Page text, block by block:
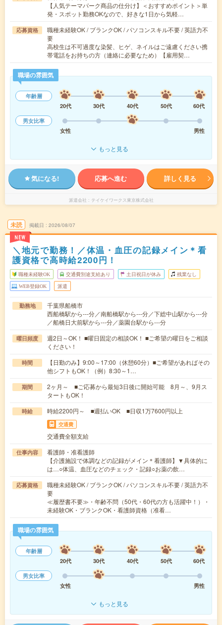
【人気テーマパーク商品の仕分け】＜おすすめポイント＞単
発・スポット勤務OKなので、好きな1日から気軽…
応募資格
職種未経験OK / ブランクOK / パソコンスキル不要 / 英語力不
要
高校生は不可過度な染髪、ヒゲ、ネイルはご遠慮ください携
帯電話をお持ちの方（連絡に必要なため）【雇用契…
職場の雰囲気
年齢層
20代
30代 40代 50代
60代
男女比率
女性
男性
もっと見る
気になる! 応募へ進む 詳しく見る
派遣会社 テイケイワークス東京株式会社
未読
NEW
掲載日 2026/08/07
＼地元で勤務！／体温・血圧の記録メイン＊看
護資格で高時給2200円！
職種未経験OK 交通費別途支給あり 土日祝日が休み 残業なし
WEB登録OK 派遣
勤務地
千葉県船橋市
西船橋駅から---分／南船橋駅から---分／下総中山駅から---分
／船橋日大前駅から---分／薬園台駅から---分
曜日頻度
週2日～OK！ ■曜日固定の相談OK！ ■ご希望の曜日をご相談
ください！
時間
【日勤のみ】9:00～17:00（休憩60分）■ご希望があればその
他シフトもOK！（例）8:30～1…
期間
2ヶ月～ ■ご応募から最短3日後に開始可能 8月～、9月ス
タートもOK！
時給 時給2200円～ ■週払いOK ■日収1万7600円以上
交通費
交通費全額支給
仕事内容
看護師・准看護師
【介護施設で体調などの記録がメイン＊看護師】▼具体的に
は…○体温、血圧などのチェック・記録○お薬の飲…
応募資格
職種未経験OK / ブランクOK / パソコンスキル不要 / 英語力不
要
≪履歴書不要≫・年齢不問（50代・60代の方も活躍中！）・
未経験OK・ブランクOK・看護師資格（准看…
職場の雰囲気
年齢層
20代
30代 40代 50代
60代
男女比率
女性
男性
もっと見る